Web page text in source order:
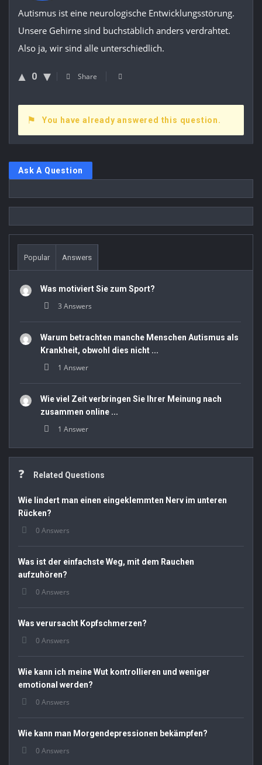
Autismus ist eine neurologische Entwicklungsstörung.
Unsere Gehirne sind buchstäblich anders verdrahtet.
Also ja, wir sind alle unterschiedlich.
0 Share
You have already answered this question.
Sidebar
Ask A Question
Stats
Popular Answers
Was motiviert Sie zum Sport?
3 Answers
Warum betrachten manche Menschen Autismus als
Krankheit, obwohl dies nicht ...
1 Answer
Wie viel Zeit verbringen Sie Ihrer Meinung nach
zusammen online ...
1 Answer
Related Questions
Wie lindert man einen eingeklemmten Nerv im unteren
Rücken?
0 Answers
Was ist der einfachste Weg, mit dem Rauchen
aufzuhören?
0 Answers
Was verursacht Kopfschmerzen?
0 Answers
Wie kann ich meine Wut kontrollieren und weniger
emotional werden?
0 Answers
Wie kann man Morgendepressionen bekämpfen?
0 Answers